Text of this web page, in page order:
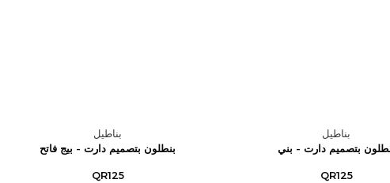
بناطيل
بتصميم دارت - بني
QR125
بناطيل
بنطلون بتصميم دارت - بيج فاتح
QR125